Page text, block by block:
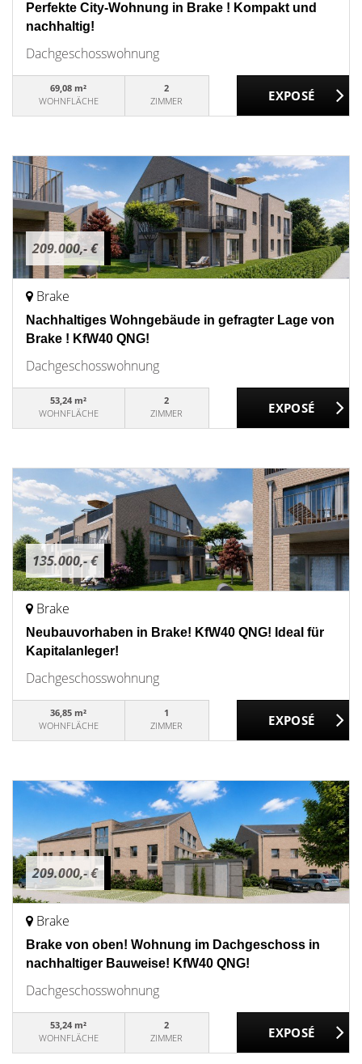
Perfekte City-Wohnung in Brake ! Kompakt und
nachhaltig!
Dachgeschosswohnung
69,08 m²
WOHNFLÄCHE
2
ZIMMER
209.000,- €
Brake
Nachhaltiges Wohngebäude in gefragter Lage von
Brake ! KfW40 QNG!
Dachgeschosswohnung
53,24 m²
WOHNFLÄCHE
2
ZIMMER
135.000,- €
Brake
Neubauvorhaben in Brake! KfW40 QNG! Ideal für
Kapitalanleger!
Dachgeschosswohnung
36,85 m²
WOHNFLÄCHE
1
ZIMMER
209.000,- €
Brake
Brake von oben! Wohnung im Dachgeschoss in
nachhaltiger Bauweise! KfW40 QNG!
Dachgeschosswohnung
53,24 m²
WOHNFLÄCHE
2
ZIMMER